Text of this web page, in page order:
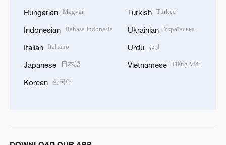
Hungarian Magyar
Indonesian Bahasa Indonesia
Italian Italiano
Japanese 日本語
Korean 한국어
Turkish Türkçe
Ukrainian Українська
Urdu اردو
Vietnamese Tiếng Việt